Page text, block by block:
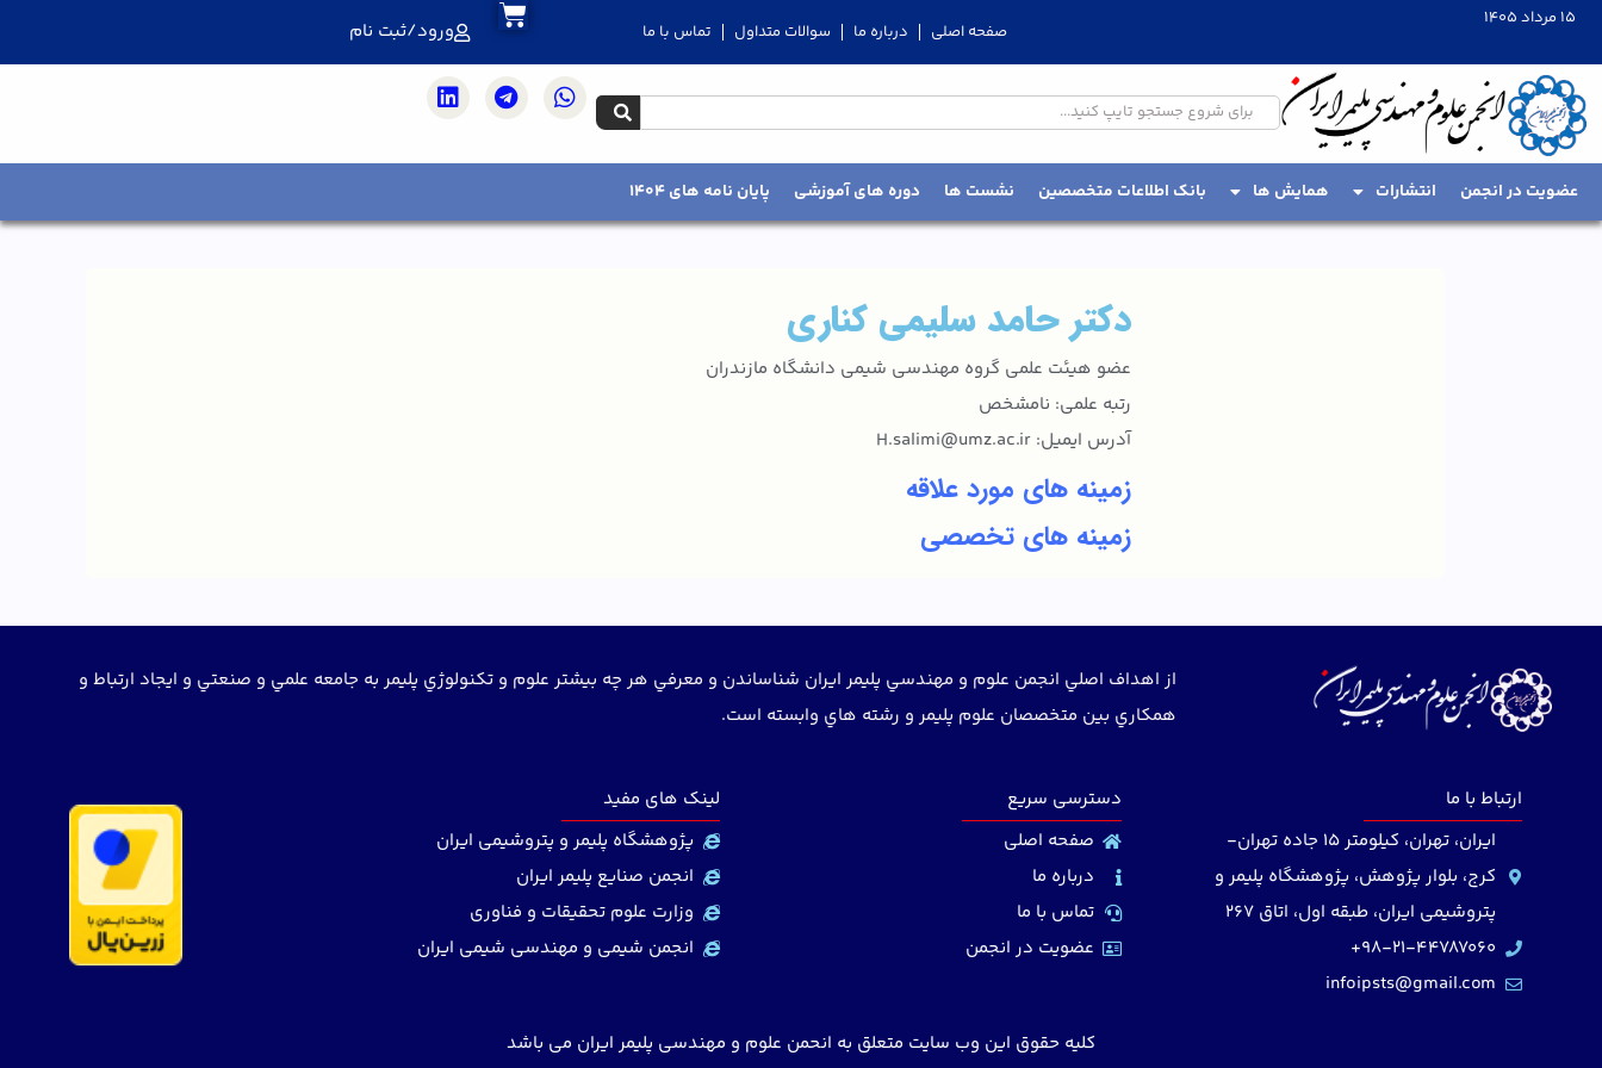
15 مرداد 1405
صفحه اصلی درباره ما سوالات متداول تماس با ما ورود/ثبت نام
عضویت در انجمن انتشارات همایش ها بانک اطلاعات متخصصین نشست ها دوره های آموزشی پایان نامه های 1404
دکتر حامد سلیمی کناری
عضو هیئت علمی گروه مهندسی شیمی دانشگاه مازندران
رتبه علمی: نامشخص
آدرس ایمیل: H.salimi@umz.ac.ir
زمینه های مورد علاقه
زمینه های تخصصی
از اهداف اصلي انجمن علوم و مهندسي پليمر ايران شناساندن و معرفي هر چه بيشتر علوم و تكنولوژي پليمر به جامعه علمي و صنعتي و ايجاد ارتباط و
همكاري بين متخصصان علوم پليمر و رشته هاي وابسته است.
ارتباط با ما
ایران، تهران، کیلومتر 15 جاده تهران-
کرج، بلوار پژوهش، پژوهشگاه پلیمر و
پتروشیمی ایران، طبقه اول، اتاق 267
98-21-44787060+
infoipsts@gmail.com
دسترسی سریع
صفحه اصلی
درباره ما
تماس با ما
عضویت در انجمن
لینک های مفید
پژوهشگاه پلیمر و پتروشیمی ایران
انجمن صنایع پلیمر ایران
وزارت علوم تحقیقات و فناوری
انجمن شیمی و مهندسی شیمی ایران
کلیه حقوق این وب سایت متعلق به انحمن علوم و مهندسی پلیمر ایران می باشد